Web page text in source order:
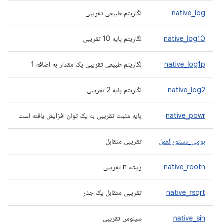
native_log لگاریتم طبیعی تقریبی
native_log10 لگاریتم پایه 10 تقریبی
native_log1p لگاریتم طبیعی تقریبی یک مقدار به اضافه 1
native_log2 لگاریتم پایه 2 تقریبی
native_powr پایه مثبت تقریبی به یک توان افزایش یافته است
بومی_دستورالعمل تقریبی متقابل
native_rootn ریشه n تقریبی
native_rsqrt تقریبی متقابل یک جذر
native_sin سینوس تقریبی